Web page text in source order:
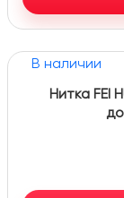
В наличии
Нитка FEI